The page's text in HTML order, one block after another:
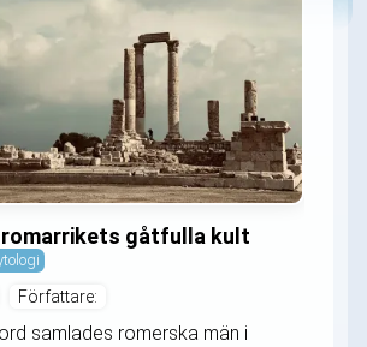
gåtfulla kult
Författare:
samlades romerska män i